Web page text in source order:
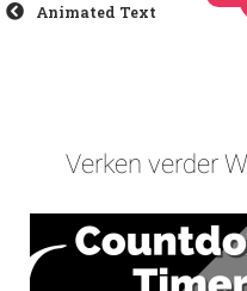
Animated Text
Verken verder